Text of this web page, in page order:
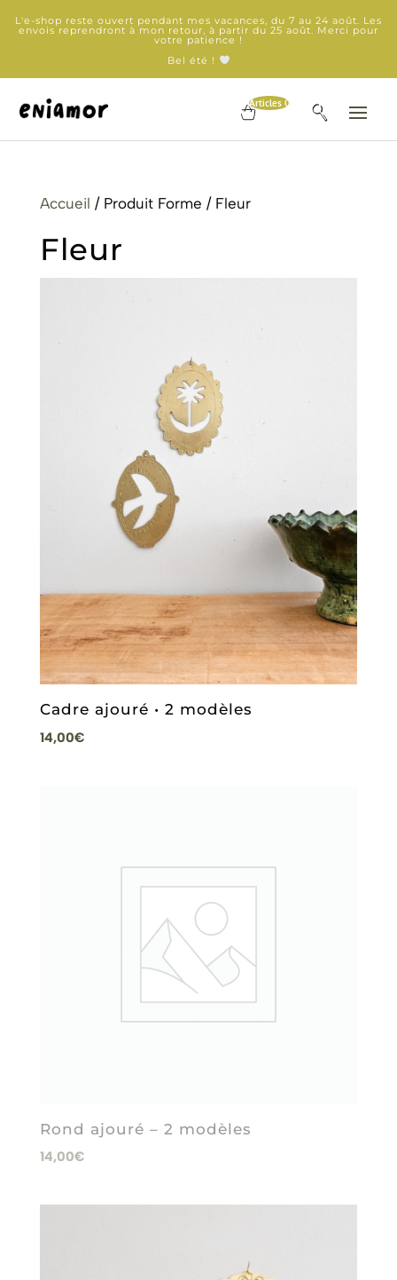
L'e-shop reste ouvert pendant mes vacances, du 7 au 24 août. Les
envois reprendront à mon retour, à partir du 25 août. Merci pour
votre patience !
Bel été !
Articles 0
Accueil / Produit Forme / Fleur
Fleur
Cadre ajouré • 2 modèles
14,00€
Rond ajouré – 2 modèles
14,00€